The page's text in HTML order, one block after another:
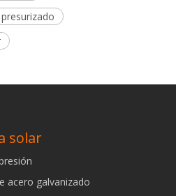
solar
acero galvanizado